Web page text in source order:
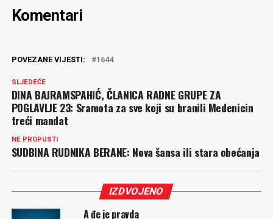
Komentari
POVEZANE VIJESTI: 1644
SLJEDEĆE
DINA BAJRAMSPAHIĆ, ČLANICA RADNE GRUPE ZA
POGLAVLJE 23: Sramota za sve koji su branili Medenicin
treći mandat
NE PROPUSTI
SUDBINA RUDNIKA BERANE: Nova šansa ili stara obećanja
IZDVOJENO
A đe je pravda